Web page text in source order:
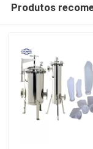
Produtos